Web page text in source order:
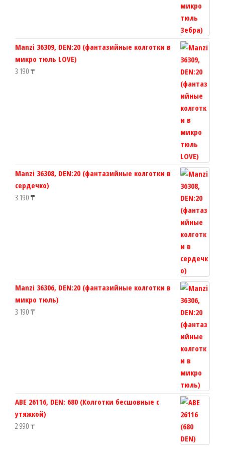
Manzi 36309, DEN:20 (фантазийные колготки в
микро тюль LOVE)
3 190 ₸
Manzi 36308, DEN:20 (фантазийные колготки в
сердечко)
3 190 ₸
Manzi 36306, DEN:20 (фантазийные колготки в
микро тюль)
3 190 ₸
ABE 26116, DEN: 680 (Колготки бесшовные с
утяжкой)
2 990 ₸